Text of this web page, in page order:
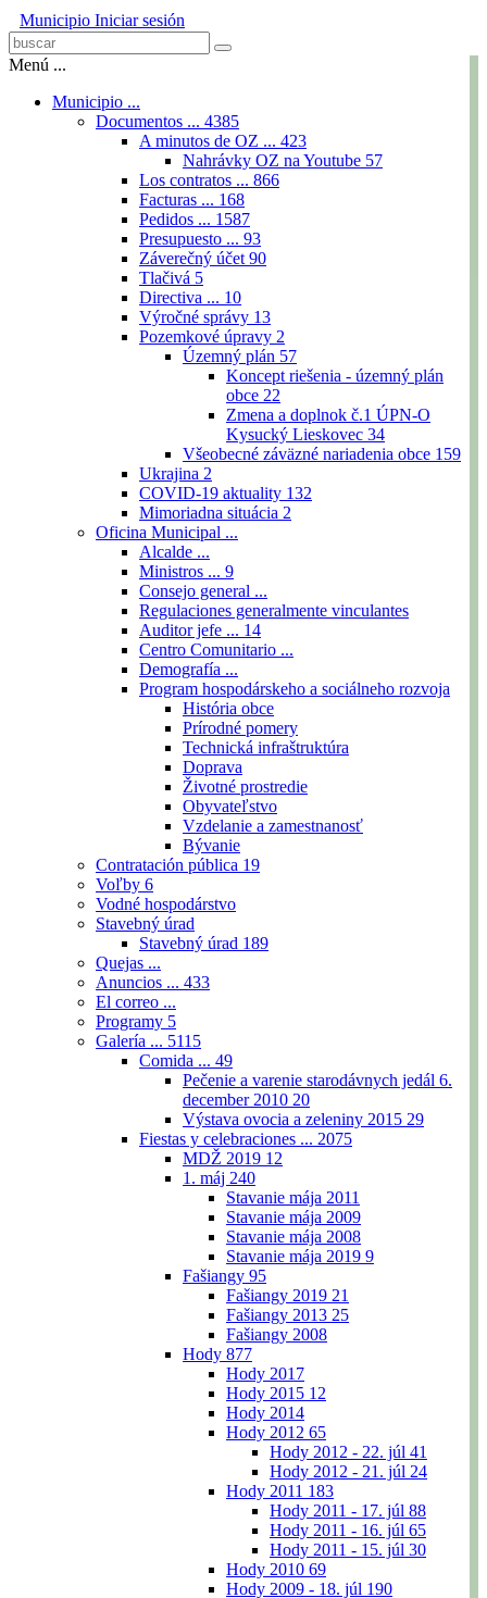
Municipio Iniciar sesión
Menú ...
Municipio ...
Documentos ... 4385
A minutos de OZ ... 423
Nahrávky OZ na Youtube 57
Los contratos ... 866
Facturas ... 168
Pedidos ... 1587
Presupuesto ... 93
Záverečný účet 90
Tlačivá 5
Directiva ... 10
Výročné správy 13
Pozemkové úpravy 2
Územný plán 57
Koncept riešenia - územný plán
obce 22
Zmena a doplnok č.1 ÚPN-O
Kysucký Lieskovec 34
Všeobecné záväzné nariadenia obce 159
Ukrajina 2
COVID-19 aktuality 132
Mimoriadna situácia 2
Oficina Municipal ...
Alcalde ...
Ministros ... 9
Consejo general ...
Regulaciones generalmente vinculantes
Auditor jefe ... 14
Centro Comunitario ...
Demografía ...
Program hospodárskeho a sociálneho rozvoja
História obce
Prírodné pomery
Technická infraštruktúra
Doprava
Životné prostredie
Obyvateľstvo
Vzdelanie a zamestnanosť
Bývanie
Contratación pública 19
Voľby 6
Vodné hospodárstvo
Stavebný úrad
Stavebný úrad 189
Quejas ...
Anuncios ... 433
El correo ...
Programy 5
Galería ... 5115
Comida ... 49
Pečenie a varenie starodávnych jedál 6.
december 2010 20
Výstava ovocia a zeleniny 2015 29
Fiestas y celebraciones ... 2075
MDŽ 2019 12
1. máj 240
Stavanie mája 2011
Stavanie mája 2009
Stavanie mája 2008
Stavanie mája 2019 9
Fašiangy 95
Fašiangy 2019 21
Fašiangy 2013 25
Fašiangy 2008
Hody 877
Hody 2017
Hody 2015 12
Hody 2014
Hody 2012 65
Hody 2012 - 22. júl 41
Hody 2012 - 21. júl 24
Hody 2011 183
Hody 2011 - 17. júl 88
Hody 2011 - 16. júl 65
Hody 2011 - 15. júl 30
Hody 2010 69
Hody 2009 - 18. júl 190